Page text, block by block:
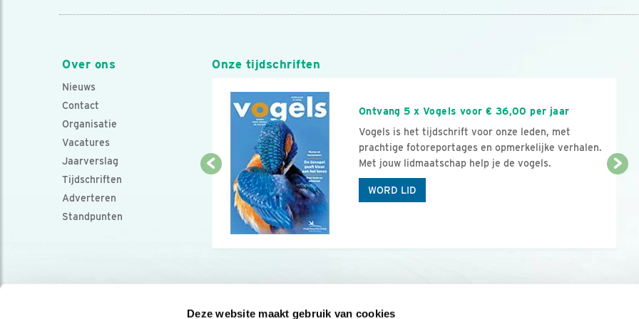
Deze website maakt gebruik van cookies
Over ons
Nieuws
Contact
Organisatie
Vacatures
Jaarverslag
Tijdschriften
Adverteren
Standpunten
Onze tijdschriften
Ontvang 5 x Vogels voor € 36,00 per jaar
Vogels is het tijdschrift voor onze leden, met
prachtige fotoreportages en opmerkelijke verhalen.
Met jouw lidmaatschap help je de vogels.
WORD LID